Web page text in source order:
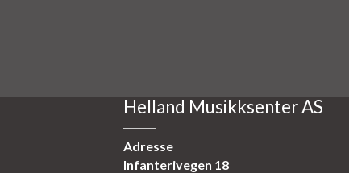
Helland Musikksenter AS
Adresse
Infanterivegen 18